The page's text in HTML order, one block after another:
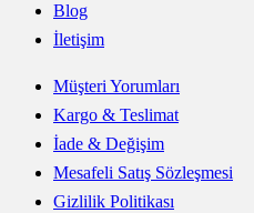
Blog
İletişim
Müşteri Yorumları
Kargo & Teslimat
İade & Değişim
Mesafeli Satış Sözleşmesi
Gizlilik Politikası